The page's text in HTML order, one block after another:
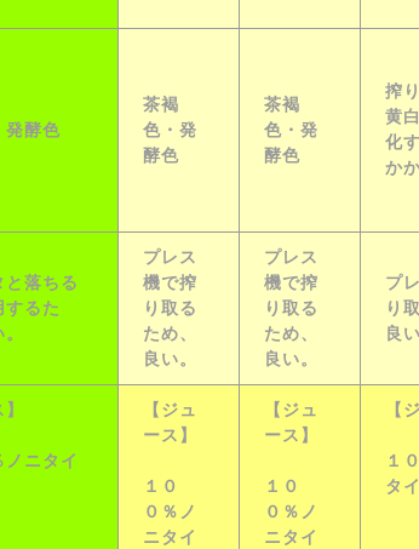
発酵色
茶褐
色・発
酵色
茶褐
色・発
酵色
搾
黄
化
か
と落ちる
するた
。
プレス
機で搾
り取る
ため、
良い。
プレス
機で搾
り取る
ため、
良い。
プ
り
良
ノニタイ
【ジュ
ース】
１０
０％ ノ
ニタイ
【ジュ
ース】
１０
０％ ノ
ニタイ
【
１
タ